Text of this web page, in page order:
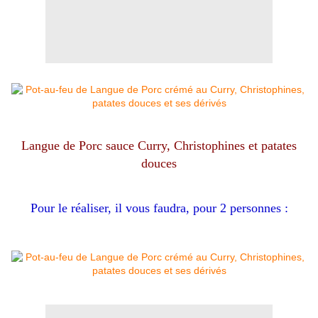
Langue de Porc sauce Curry, Christophines et patates
douces
Pour le réaliser, il vous faudra, pour 2 personnes :